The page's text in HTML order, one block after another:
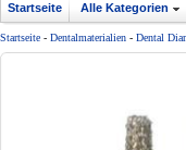
Startseite Alle Kategorien
Startseite - Dentalmaterialien - Dental